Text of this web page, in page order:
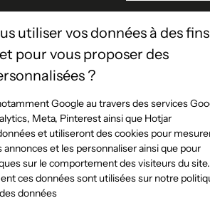
magasins
utiliser vos données à des fins
pour vous proposer des
?
Google au travers des services
Meta, Pinterest ainsi que Hotjar
et utiliseront des cookies pour
et les personnaliser ainsi que pour
sur le comportement des visiteurs du site.
ces données sont utilisées sur notre
données